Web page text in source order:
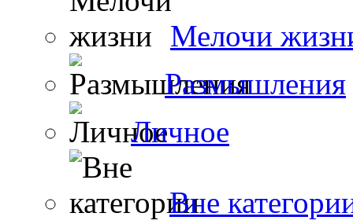
Мелочи
Размышления
Личное
Вне